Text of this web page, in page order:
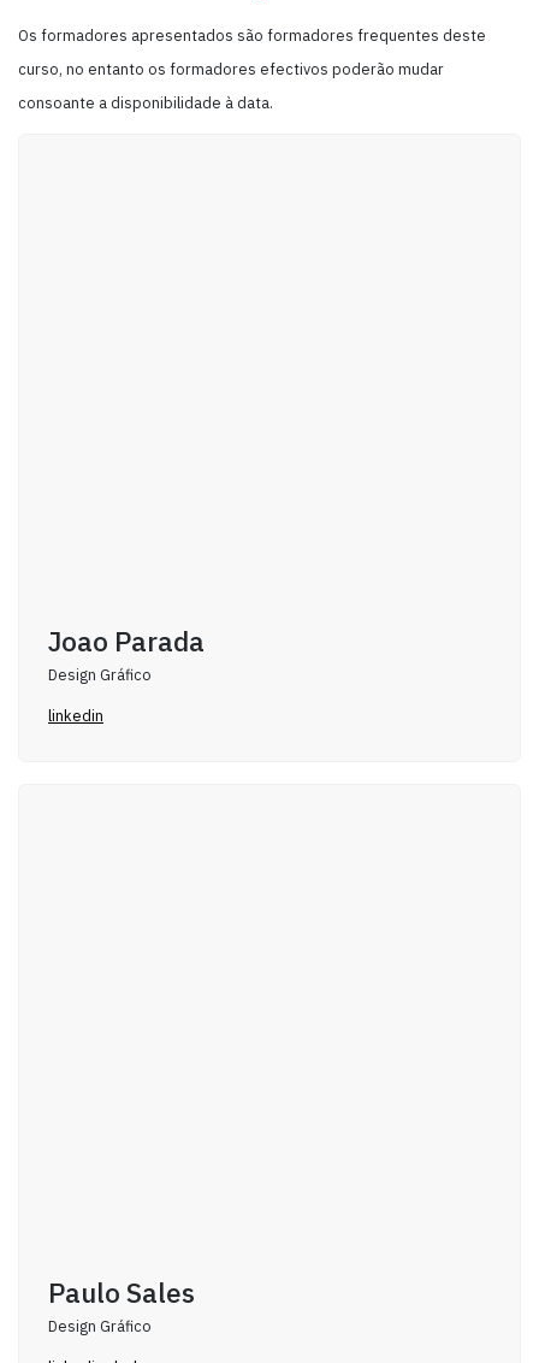
Os formadores apresentados são formadores frequentes deste
curso, no entanto os formadores efectivos poderão mudar
consoante a disponibilidade à data.
Joao Parada
Design Gráfico
linkedin
Paulo Sales
Design Gráfico